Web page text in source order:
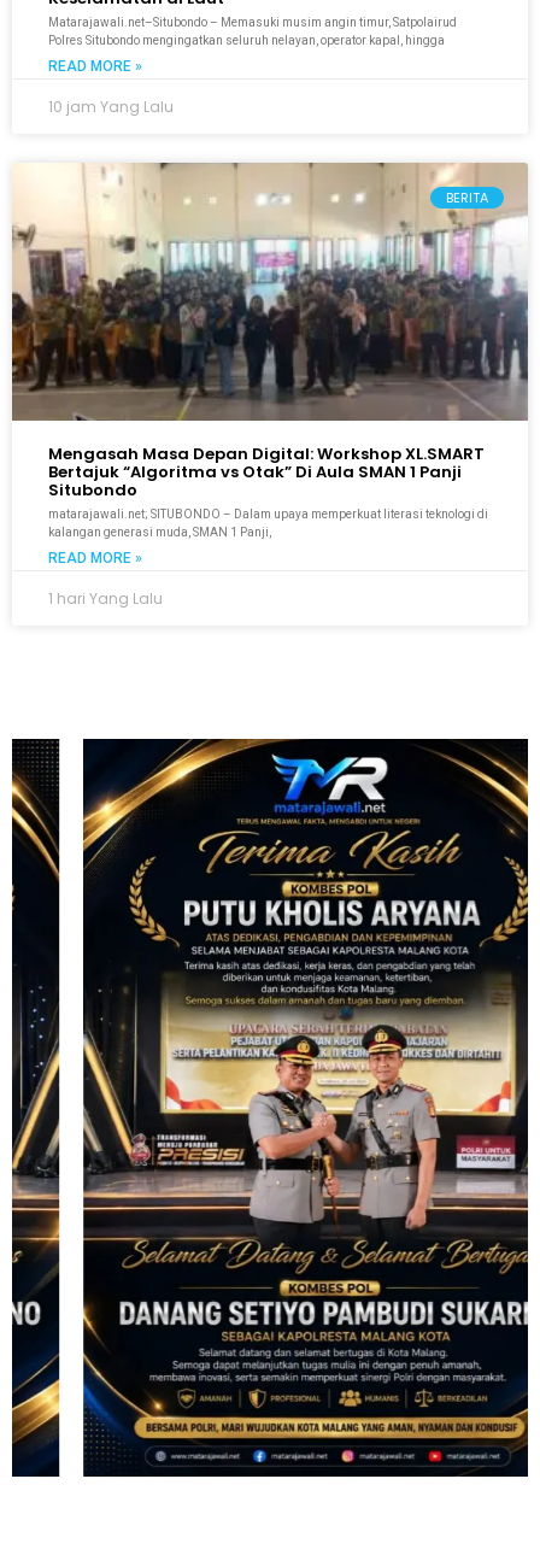
Matarajawali.net–Situbondo – Memasuki musim angin timur, Satpolairud
Polres Situbondo mengingatkan seluruh nelayan, operator kapal, hingga
READ MORE »
10 jam Yang Lalu
BERITA
Mengasah Masa Depan Digital: Workshop XL.SMART
Bertajuk “Algoritma vs Otak” Di Aula SMAN 1 Panji
Situbondo
matarajawali.net; SITUBONDO – Dalam upaya memperkuat literasi teknologi di
kalangan generasi muda, SMAN 1 Panji,
READ MORE »
1 hari Yang Lalu